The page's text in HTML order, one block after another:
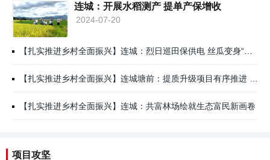
连城：开展水稻测产 提单产保增收
2024-07-20
【扎实推进乡村全面振兴】连城：烈日巡田保供电 丝瓜变身“黄金瓜”
【扎实推进乡村全面振兴】连城塘前：提质升级项目有序推进 赋能乡村文旅产业发展
【扎实推进乡村全面振兴】连城：共富林场绘就生态富民新画卷
项目攻坚